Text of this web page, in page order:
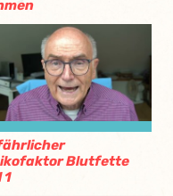
Blutfette
1